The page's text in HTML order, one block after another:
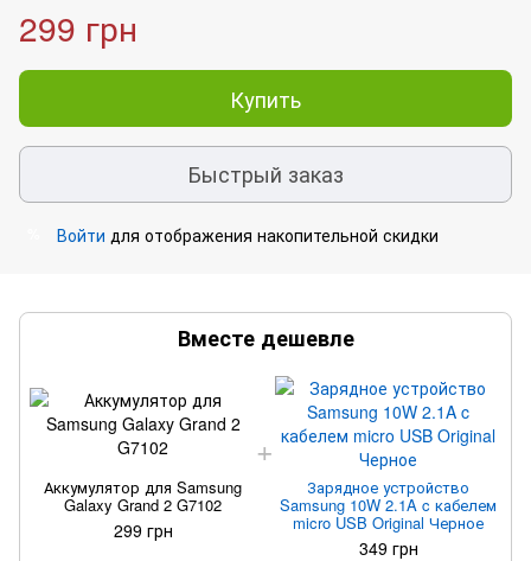
299 грн
Купить
Быстрый заказ
Войти для отображения накопительной скидки
Вместе дешевле
Аккумулятор для Samsung
Galaxy Grand 2 G7102
299 грн
Зарядное устройство
Samsung 10W 2.1A c кабелем
micro USB Original Черное
349 грн